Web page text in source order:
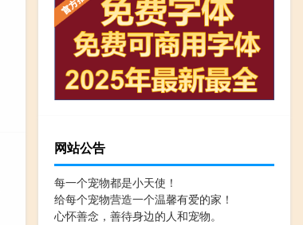
网站公告
每一个宠物都是小天使！
给每个宠物营造一个温馨有爱的家！
心怀善念，善待身边的人和宠物。